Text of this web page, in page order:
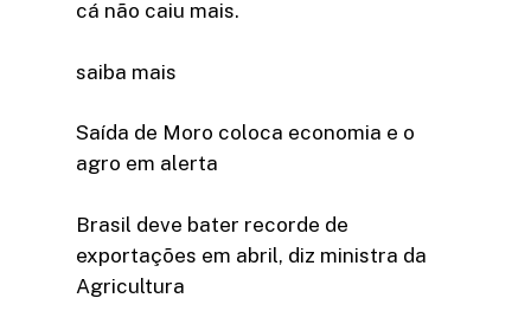
cá não caiu mais.
saiba mais
Saída de Moro coloca economia e o
agro em alerta
Brasil deve bater recorde de
exportações em abril, diz ministra da
Agricultura